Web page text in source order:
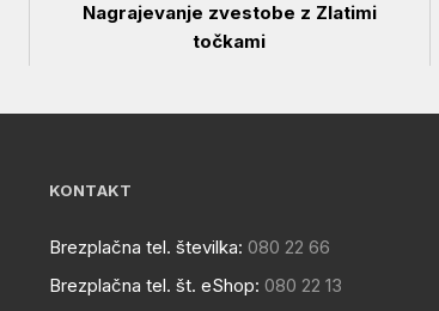
Nagrajevanje zvestobe z Zlatimi
točkami
KONTAKT
Brezplačna tel. številka: 080 22 66
Brezplačna tel. št. eShop: 080 22 13